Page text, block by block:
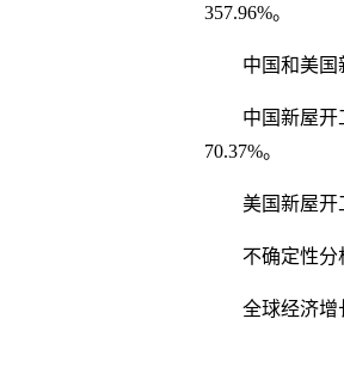
357.96%。
中国和美国
中国新屋开
70.37%。
美国新屋开
不确定性分
全球经济增